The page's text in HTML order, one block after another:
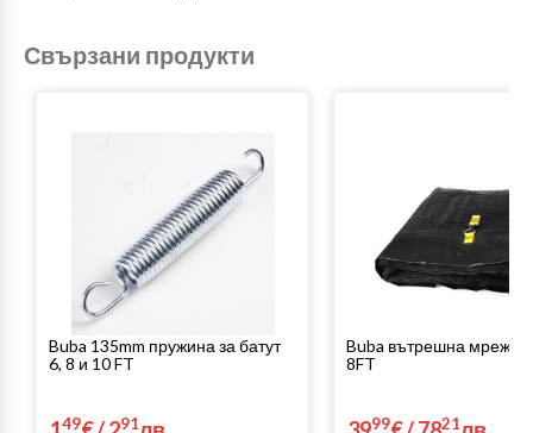
Свързани продукти
Buba 135mm пружина за батут
6, 8 и 10 FT
49 91
Buba вътрешна мрежа
8FT
99 21